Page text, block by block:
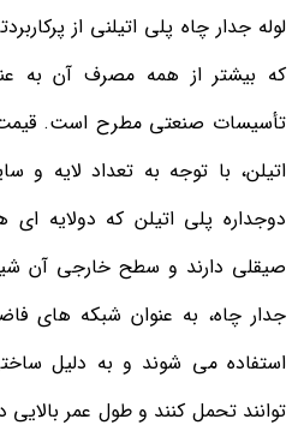
لوله جدار چاه پلی اتیلنی از
که بیشتر از همه مصرف آن به
تأسیسات صنعتی مطرح است.
اتیلن، با توجه به تعداد لایه و
دوجداره پلی اتیلن که دولایه
صیقلی دارند و سطح خارجی آن
جدار چاه، به عنوان شبکه های
استفاده می شوند و به دلیل
توانند تحمل کنند و طول عمر بالایی